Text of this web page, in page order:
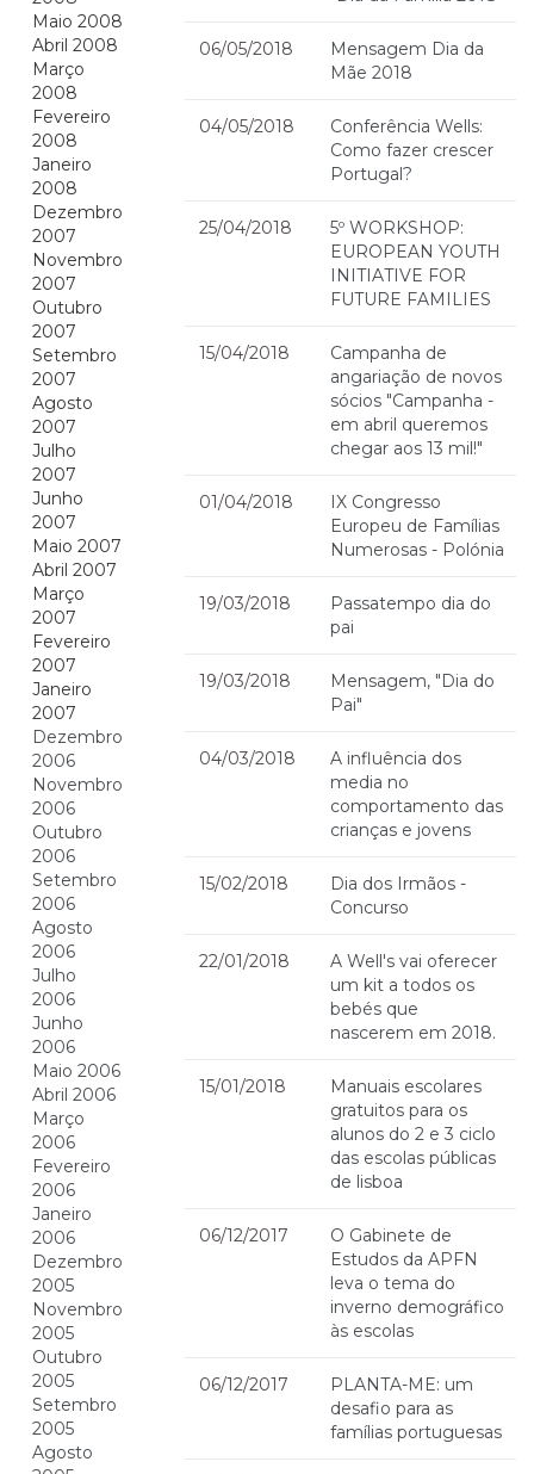
Maio 2008
Abril 2008
Março
2008
Fevereiro
2008
Janeiro
2008
Dezembro
2007
Novembro
2007
Outubro
2007
Setembro
2007
Agosto
2007
Julho
2007
Junho
2007
Maio 2007
Abril 2007
Março
2007
Fevereiro
2007
Janeiro
2007
Dezembro
2006
Novembro
2006
Outubro
2006
Setembro
2006
Agosto
2006
Julho
2006
Junho
2006
Maio 2006
Abril 2006
Março
2006
Fevereiro
2006
Janeiro
2006
Dezembro
2005
Novembro
2005
Outubro
2005
Setembro
2005
Agosto
06/05/2018
Mensagem Dia da
Mãe 2018
04/05/2018
Conferência Wells:
Como fazer crescer
Portugal?
25/04/2018
5º WORKSHOP:
EUROPEAN YOUTH
INITIATIVE FOR
FUTURE FAMILIES
15/04/2018
Campanha de
angariação de novos
sócios "Campanha -
em abril queremos
chegar aos 13 mil!"
01/04/2018
IX Congresso
Europeu de Famílias
Numerosas - Polónia
19/03/2018
Passatempo dia do
pai
19/03/2018
Mensagem, "Dia do
Pai"
04/03/2018
A influência dos
media no
comportamento das
crianças e jovens
15/02/2018
Dia dos Irmãos -
Concurso
22/01/2018
A Well's vai oferecer
um kit a todos os
bebés que
nascerem em 2018.
15/01/2018
Manuais escolares
gratuitos para os
alunos do 2 e 3 ciclo
das escolas públicas
de lisboa
06/12/2017
O Gabinete de
Estudos da APFN
leva o tema do
inverno demográfico
às escolas
06/12/2017
PLANTA-ME: um
desafio para as
famílias portuguesas